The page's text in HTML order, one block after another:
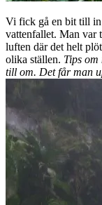
Vi fick gå en bit till
vattenfallet. Man var
luften där det helt
olika ställen. Tips
till om. Det får man